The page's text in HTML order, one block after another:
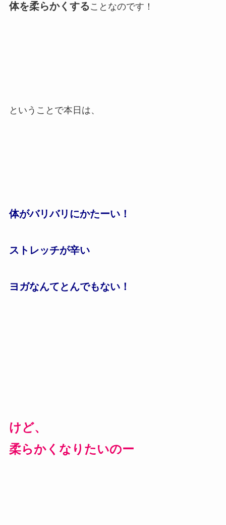
体を柔らかくする ことなのです！
ということで本日は、
体がバリバリにかたーい！
ストレッチが辛い
ヨガなんてとんでもない！
けど、
柔らかくなりたいのー